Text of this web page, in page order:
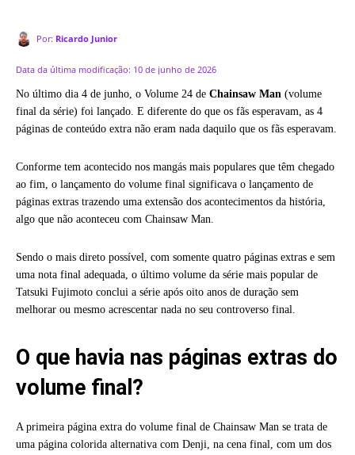
Por: Ricardo Junior
Data da última modificação: 10 de junho de 2026
No último dia 4 de junho, o Volume 24 de Chainsaw Man (volume
final da série) foi lançado. E diferente do que os fãs esperavam, as 4
páginas de conteúdo extra não eram nada daquilo que os fãs esperavam.
Conforme tem acontecido nos mangás mais populares que têm chegado
ao fim, o lançamento do volume final significava o lançamento de
páginas extras trazendo uma extensão dos acontecimentos da história,
algo que não aconteceu com Chainsaw Man.
Sendo o mais direto possível, com somente quatro páginas extras e sem
uma nota final adequada, o último volume da série mais popular de
Tatsuki Fujimoto conclui a série após oito anos de duração sem
melhorar ou mesmo acrescentar nada no seu controverso final.
O que havia nas páginas extras do
volume final?
A primeira página extra do volume final de Chainsaw Man se trata de
uma página colorida alternativa com Denji, na cena final, com um dos